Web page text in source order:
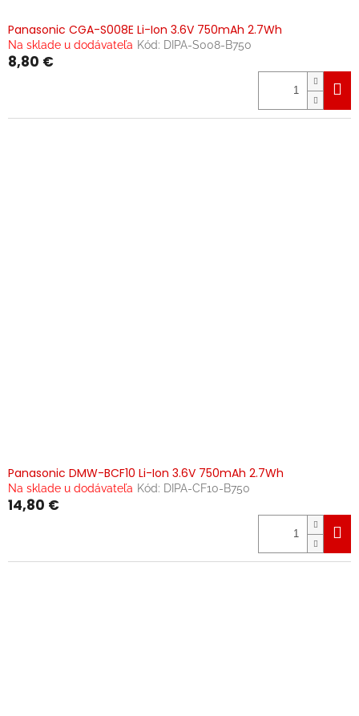
Panasonic CGA-S008E Li-Ion 3.6V 750mAh 2.7Wh
Na sklade u dodávateľa Kód: DIPA-S008-B750
8,80 €
Panasonic DMW-BCF10 Li-Ion 3.6V 750mAh 2.7Wh
Na sklade u dodávateľa Kód: DIPA-CF10-B750
14,80 €